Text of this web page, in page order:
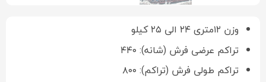
وزن ۱۲متری ۲۴ الی ۲۵ کیلو
تراکم عرضی فرش (شانه): ۴۴۰
تراکم طولی فرش (تراکم): ۸۰۰